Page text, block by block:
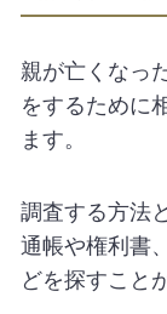
親が亡くなっ
をするために
ます。
調査する方法
通帳や権利書
どを探すこと